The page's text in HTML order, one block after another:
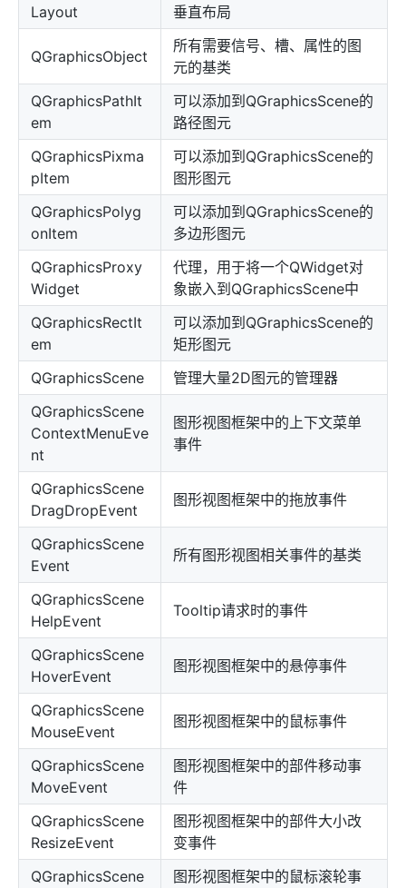
Layout
垂直布局
QGraphicsObject
所有需要信号、槽、属性的图
元的基类
QGraphicsPathIt
em
可以添加到QGraphicsScene的
路径图元
QGraphicsPixma
pItem
可以添加到QGraphicsScene的
图形图元
QGraphicsPolyg
onItem
可以添加到QGraphicsScene的
多边形图元
QGraphicsProxy
Widget
代理，用于将一个QWidget对
象嵌入到QGraphicsScene中
QGraphicsRectIt
em
可以添加到QGraphicsScene的
矩形图元
QGraphicsScene
管理大量2D图元的管理器
QGraphicsScene
ContextMenuEve
nt
图形视图框架中的上下文菜单
事件
QGraphicsScene
DragDropEvent
图形视图框架中的拖放事件
QGraphicsScene
Event
所有图形视图相关事件的基类
QGraphicsScene
HelpEvent
Tooltip请求时的事件
QGraphicsScene
HoverEvent
图形视图框架中的悬停事件
QGraphicsScene
MouseEvent
图形视图框架中的鼠标事件
QGraphicsScene
MoveEvent
图形视图框架中的部件移动事
件
QGraphicsScene
ResizeEvent
图形视图框架中的部件大小改
变事件
QGraphicsScene
图形视图框架中的鼠标滚轮事